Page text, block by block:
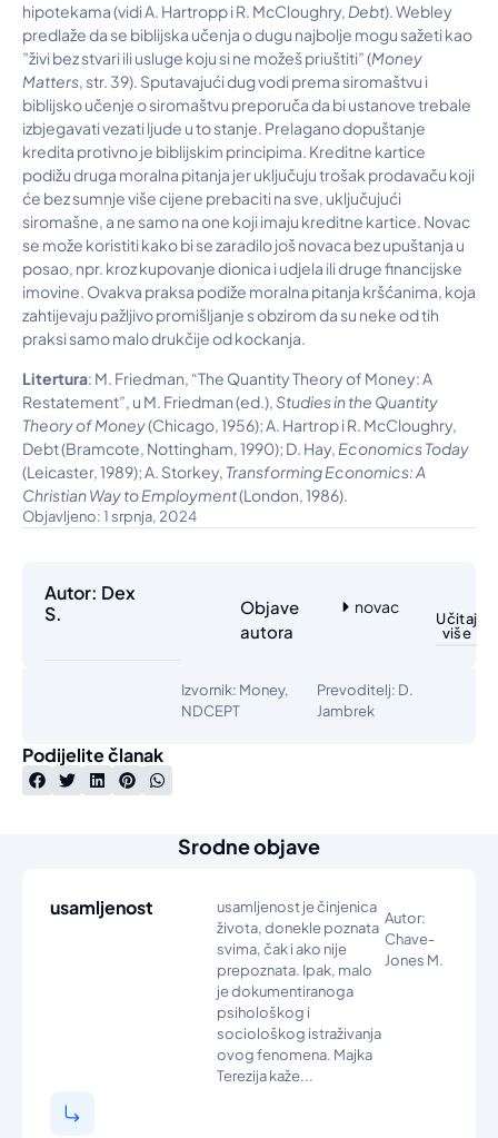
hipotekama (vidi A. Hartropp i R. McCloughry, Debt). Webley
predlaže da se biblijska učenja o dugu najbolje mogu sažeti kao
”živi bez stvari ili usluge koju si ne možeš priuštiti” (Money
Matters, str. 39). Sputavajući dug vodi prema siromaštvu i
biblijsko učenje o siromaštvu preporuča da bi ustanove trebale
izbjegavati vezati ljude u to stanje. Prelagano dopuštanje
kredita protivno je biblijskim principima. Kreditne kartice
podižu druga moralna pitanja jer uključuju trošak prodavaču koji
će bez sumnje više cijene prebaciti na sve, uključujući
siromašne, a ne samo na one koji imaju kreditne kartice. Novac
se može koristiti kako bi se zaradilo još novaca bez upuštanja u
posao, npr. kroz kupovanje dionica i udjela ili druge financijske
imovine. Ovakva praksa podiže moralna pitanja kršćanima, koja
zahtijevaju pažljivo promišljanje s obzirom da su neke od tih
praksi samo malo drukčije od kockanja.
Litertura: M. Friedman, “The Quantity Theory of Money: A
Restatement”, u M. Friedman (ed.), Studies in the Quantity
Theory of Money(Chicago, 1956); A. Hartrop i R. McCloughry,
Debt (Bramcote, Nottingham, 1990); D. Hay, Economics Today
(Leicaster, 1989); A. Storkey, Transforming Economics: A
Christian Way to Employment(London, 1986).
Objavljeno: 1 srpnja, 2024
Autor: Dex
S.
Objave
autora
novac
Učitaj
više
Izvornik: Money,
NDCEPT
Prevoditelj: D.
Jambrek
Podijelite članak
Srodne objave
usamljenost
usamljenost je činjenica
života, donekle poznata
svima, čak i ako nije
prepoznata. Ipak, malo
je dokumentiranoga
psihološkog i
sociološkog istraživanja
ovog fenomena. Majka
Terezija kaže...
Autor:
Chave-
Jones M.